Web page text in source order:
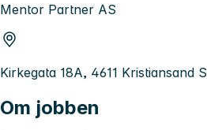
Mentor Partner AS
Kirkegata 18A, 4611 Kristiansand S
Om jobben